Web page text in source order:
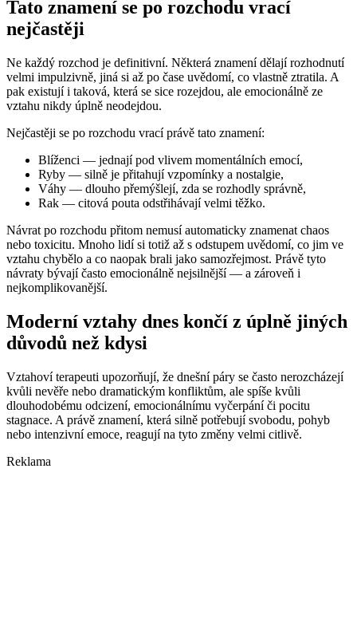
Tato znamení se po rozchodu vrací
nejčastěji
Ne každý rozchod je definitivní. Některá znamení dělají rozhodnutí
velmi impulzivně, jiná si až po čase uvědomí, co vlastně ztratila. A
pak existují i taková, která se sice rozejdou, ale emocionálně ze
vztahu nikdy úplně neodejdou.
Nejčastěji se po rozchodu vrací právě tato znamení:
Blíženci — jednají pod vlivem momentálních emocí,
Ryby — silně je přitahují vzpomínky a nostalgie,
Váhy — dlouho přemýšlejí, zda se rozhodly správně,
Rak — citová pouta odstřihávají velmi těžko.
Návrat po rozchodu přitom nemusí automaticky znamenat chaos
nebo toxicitu. Mnoho lidí si totiž až s odstupem uvědomí, co jim ve
vztahu chybělo a co naopak brali jako samozřejmost. Právě tyto
návraty bývají často emocionálně nejsilnější — a zároveň i
nejkomplikovanější.
Moderní vztahy dnes končí z úplně jiných
důvodů než kdysi
Vztahoví terapeuti upozorňují, že dnešní páry se často nerozcházejí
kvůli nevěře nebo dramatickým konfliktům, ale spíše kvůli
dlouhodobému odcizení, emocionálnímu vyčerpání či pocitu
stagnace. A právě znamení, která silně potřebují svobodu, pohyb
nebo intenzivní emoce, reagují na tyto změny velmi citlivě.
Reklama